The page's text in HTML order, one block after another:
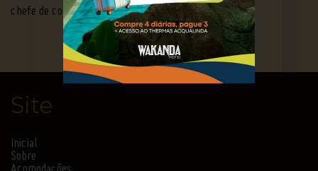
chefe de cozinha.
Site
Inicial
Sobre